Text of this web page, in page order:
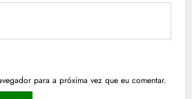
para a próxima vez que eu comentar.